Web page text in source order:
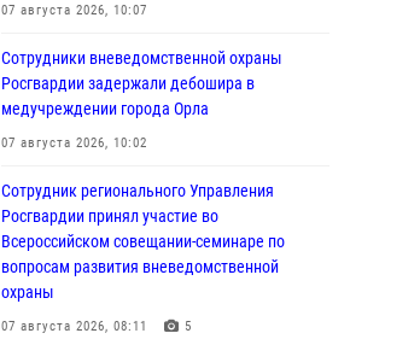
07 августа 2026, 10:07
Сотрудники вневедомственной охраны
Росгвардии задержали дебошира в
медучреждении города Орла
07 августа 2026, 10:02
Сотрудник регионального Управления
Росгвардии принял участие во
Всероссийском совещании-семинаре по
вопросам развития вневедомственной
охраны
07 августа 2026, 08:11 5